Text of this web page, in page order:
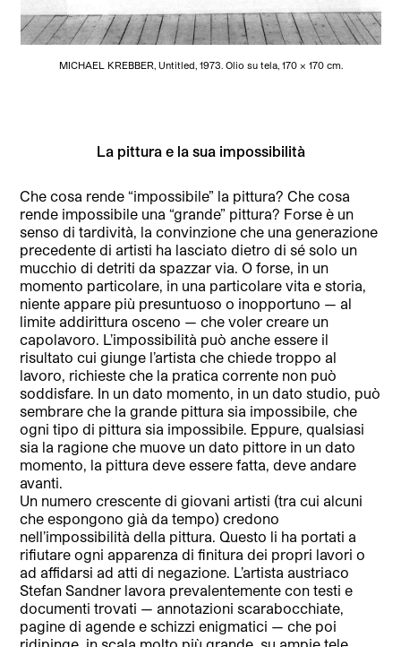
MICHAEL KREBBER, Untitled, 1973. Olio su tela, 170 x 170 cm.
La pittura e la sua impossibilità
Che cosa rende “impossibile” la pittura? Che cosa
rende impossibile una “grande” pittura? Forse è un
senso di tardività, la convinzione che una generazione
precedente di artisti ha lasciato dietro di sé solo un
mucchio di detriti da spazzar via. O forse, in un
momento particolare, in una particolare vita e storia,
niente appare più presuntuoso o inopportuno — al
limite addirittura osceno — che voler creare un
capolavoro. L’impossibilità può anche essere il
risultato cui giunge l’artista che chiede troppo al
lavoro, richieste che la pratica corrente non può
soddisfare. In un dato momento, in un dato studio, può
sembrare che la grande pittura sia impossibile, che
ogni tipo di pittura sia impossibile. Eppure, qualsiasi
sia la ragione che muove un dato pittore in un dato
momento, la pittura deve essere fatta, deve andare
avanti.
Un numero crescente di giovani artisti (tra cui alcuni
che espongono già da tempo) credono
nell’impossibilità della pittura. Questo li ha portati a
rifiutare ogni apparenza di finitura dei propri lavori o
ad affidarsi ad atti di negazione. L’artista austriaco
Stefan Sandner lavora prevalentemente con testi e
documenti trovati — annotazioni scarabocchiate,
pagine di agende e schizzi enigmatici — che poi